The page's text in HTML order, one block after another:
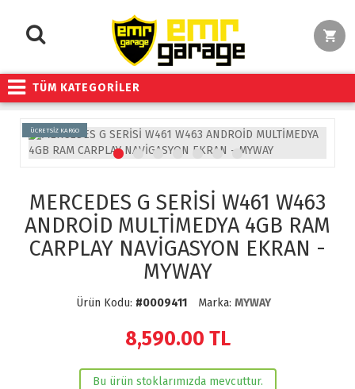
TÜM KATEGORİLER
ÜCRETSİZ KARGO
MERCEDES G SERİSİ W461 W463
ANDROİD MULTİMEDYA 4GB RAM
CARPLAY NAVİGASYON EKRAN -
MYWAY
Ürün Kodu: #0009411 Marka: MYWAY
8,590.00 TL
Bu ürün stoklarımızda mevcuttur.